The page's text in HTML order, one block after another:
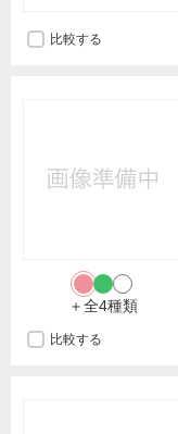
比較する
＋全4種類
比較する